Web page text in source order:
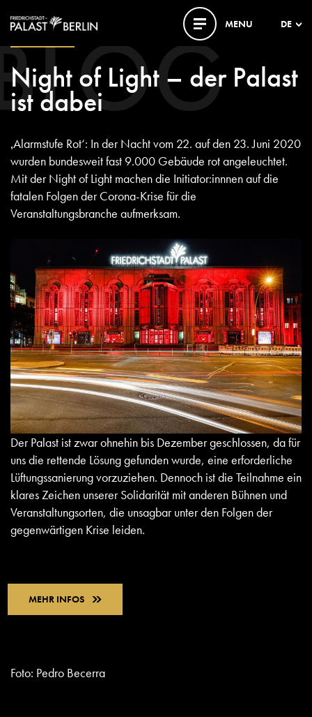
MENU DE
Night of Light – der Palast
ist dabei
‚Alarmstufe Rot‘: In der Nacht vom 22. auf den 23. Juni 2020
wurden bundesweit fast 9.000 Gebäude rot angeleuchtet.
Mit der Night of Light machen die Initiator:innnen auf die
fatalen Folgen der Corona-Krise für die
Veranstaltungsbranche aufmerksam.
Der Palast ist zwar ohnehin bis Dezember geschlossen, da für
uns die rettende Lösung gefunden wurde, eine erforderliche
Lüftungssanierung vorzuziehen. Dennoch ist die Teilnahme ein
klares Zeichen unserer Solidarität mit anderen Bühnen und
Veranstaltungsorten, die unsagbar unter den Folgen der
gegenwärtigen Krise leiden.
MEHR INFOS
Foto: Pedro Becerra